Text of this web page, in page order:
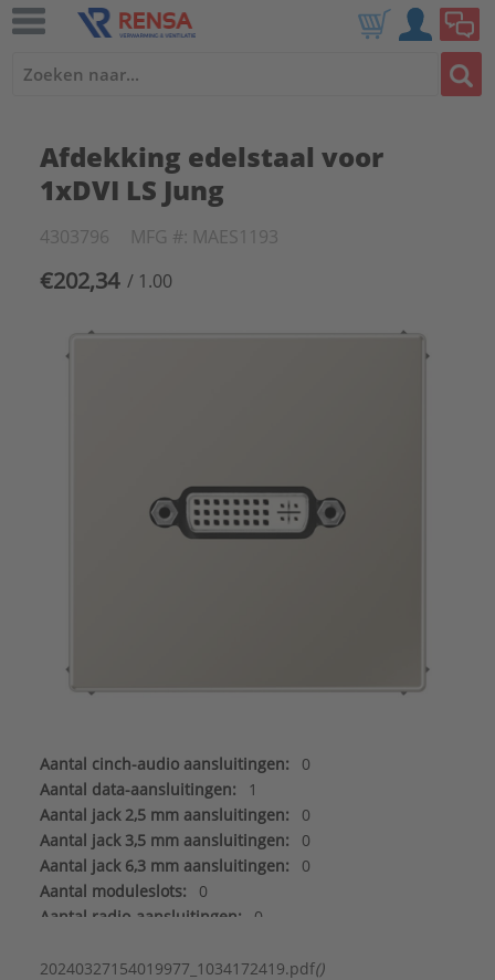
Afdekking edelstaal voor
1xDVI LS Jung
4303796 MFG #: MAES1193
€202,34 / 1.00
Aantal cinch-audio aansluitingen:
0
Aantal data-aansluitingen:
1
Aantal jack 2,5 mm aansluitingen:
0
Aantal jack 3,5 mm aansluitingen:
0
Aantal jack 6,3 mm aansluitingen:
0
Aantal moduleslots:
0
Aantal radio-aansluitingen:
0
Aantal Sub-D aansluitingen 15-polig: 0
20240327154019977_1034172419.pdf()